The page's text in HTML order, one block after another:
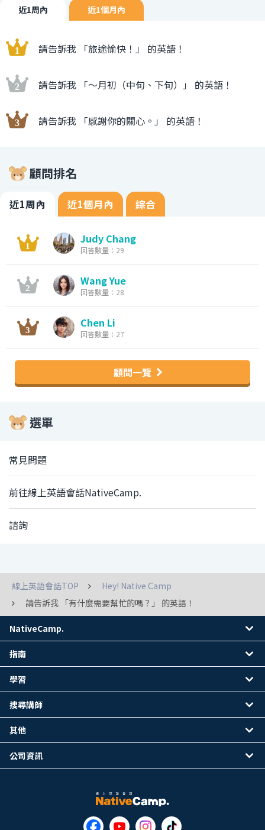
近1周內 近1個月內
請告訴我 「旅途愉快！」 的英語！
請告訴我 「〜月初（中旬、下旬）」 的英語！
請告訴我 「感謝你的關心。」 的英語！
顧問排名
近1周內 近1個月內 綜合
Judy Chang
回答數量：29
Wang Yue
回答數量：28
Chen Li
回答數量：27
顧問一覽
選單
常見問題
前往線上英語會話NativeCamp.
諮詢
線上英語會話TOP
Hey! Native Camp
請告訴我 「有什麼需要幫忙的嗎？」 的英語！
NativeCamp.
指南
學習
搜尋講師
其他
公司資訊